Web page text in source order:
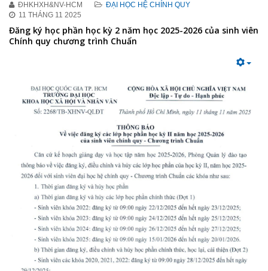
ĐHKHXH&NV-HCM
ĐẠI HỌC HỆ CHÍNH QUY
11 THÁNG 11 2025
Đăng ký học phần học kỳ 2 năm học 2025-2026 của sinh viên
Chính quy chương trình Chuẩn